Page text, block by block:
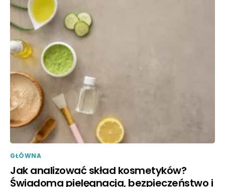
GŁÓWNA
Jak analizować skład kosmetyków?
Świadoma pielęgnacja, bezpieczeństwo i